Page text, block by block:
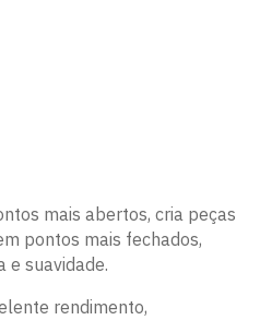
mais abertos, cria peças
pontos mais fechados,
e suavidade.
rendimento,